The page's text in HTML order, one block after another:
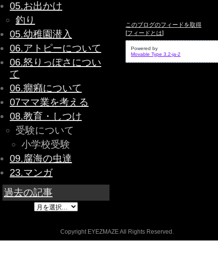
05.お出かけ
釣り
05.幼稚園潜入
06.アトピーについて
06.怒りっぽさについ
て
06.癇癪について
07ママ業を考える
08.教育・しつけ
受験について
小学校受験
09.腐海の虫達
23.マンガ
過去の記事
このブログのフィードを取得
[フィードとは]
Powered by
Movable Type 3.2-ja-2
Copyright EYEZMAZE All Rights Reserved.